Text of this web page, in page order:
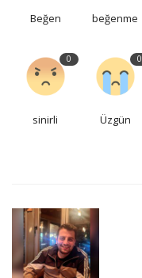
Beğen beğenme
0
sinirli
0
Üzgün